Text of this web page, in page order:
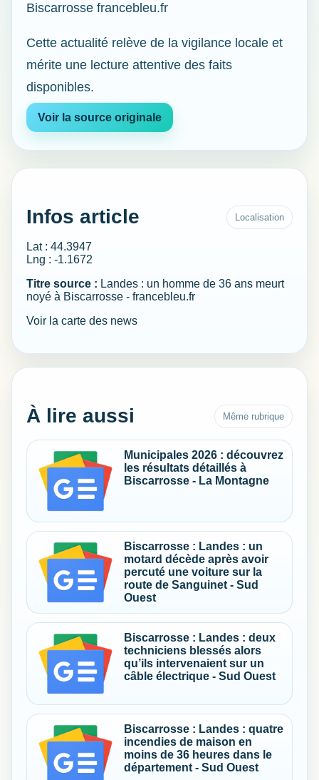
Biscarrosse francebleu.fr
Cette actualité relève de la vigilance locale et
mérite une lecture attentive des faits
disponibles.
Voir la source originale
Infos article Localisation
Lat : 44.3947
Lng : -1.1672
Titre source : Landes : un homme de 36 ans meurt
noyé à Biscarrosse - francebleu.fr
Voir la carte des news
À lire aussi Même rubrique
Municipales 2026 : découvrez
les résultats détaillés à
Biscarrosse - La Montagne
Biscarrosse : Landes : un
motard décède après avoir
percuté une voiture sur la
route de Sanguinet - Sud
Ouest
Biscarrosse : Landes : deux
techniciens blessés alors
qu’ils intervenaient sur un
câble électrique - Sud Ouest
Biscarrosse : Landes : quatre
incendies de maison en
moins de 36 heures dans le
département - Sud Ouest